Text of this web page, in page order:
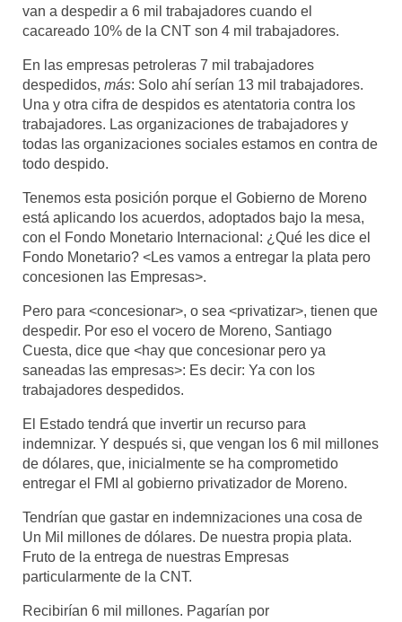
van a despedir a 6 mil trabajadores cuando el
cacareado 10% de la CNT son 4 mil trabajadores.
En las empresas petroleras 7 mil trabajadores
despedidos, más: Solo ahí serían 13 mil trabajadores.
Una y otra cifra de despidos es atentatoria contra los
trabajadores. Las organizaciones de trabajadores y
todas las organizaciones sociales estamos en contra de
todo despido.
Tenemos esta posición porque el Gobierno de Moreno
está aplicando los acuerdos, adoptados bajo la mesa,
con el Fondo Monetario Internacional: ¿Qué les dice el
Fondo Monetario? <Les vamos a entregar la plata pero
concesionen las Empresas>.
Pero para <concesionar>, o sea <privatizar>, tienen que
despedir. Por eso el vocero de Moreno, Santiago
Cuesta, dice que <hay que concesionar pero ya
saneadas las empresas>: Es decir: Ya con los
trabajadores despedidos.
El Estado tendrá que invertir un recurso para
indemnizar. Y después si, que vengan los 6 mil millones
de dólares, que, inicialmente se ha comprometido
entregar el FMI al gobierno privatizador de Moreno.
Tendrían que gastar en indemnizaciones una cosa de
Un Mil millones de dólares. De nuestra propia plata.
Fruto de la entrega de nuestras Empresas
particularmente de la CNT.
Recibirían 6 mil millones. Pagarían por